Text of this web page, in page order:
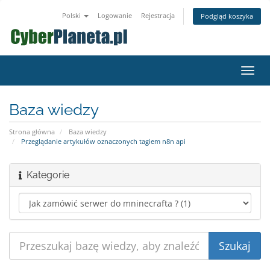
Polski Logowanie Rejestracja Podgląd koszyka
Baza wiedzy
Strona główna
Baza wiedzy
Przeglądanie artykułów oznaczonych tagiem n8n api
Kategorie